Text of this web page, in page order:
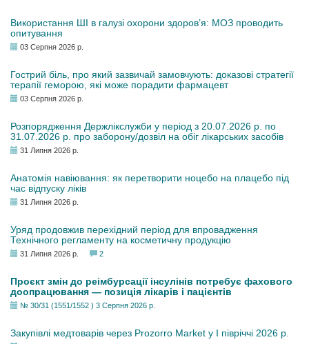
Використання ШІ в галузі охорони здоров’я: МОЗ проводить
опитування
03 Серпня 2026 р.
Гострий біль, про який зазвичай замовчують: доказові стратегії
терапії геморою, які може порадити фармацевт
03 Серпня 2026 р.
Розпорядження Держлікслужби у період з 20.07.2026 р. по
31.07.2026 р. про заборону/дозвіл на обіг лікарських засобів
31 Липня 2026 р.
Анатомія навіювання: як перетворити ноцебо на плацебо під
час відпуску ліків
31 Липня 2026 р.
Уряд продовжив перехідний період для впровадження
Технічного регламенту на косметичну продукцію
31 Липня 2026 р. 2
Проєкт змін до реімбурсації інсулінів потребує фахового
доопрацювання — позиція лікарів і пацієнтів
№ 30/31 (1551/1552 ) 3 Серпня 2026 р.
Закупівлі медтоварів через Prozorro Market у I півріччі 2026 р.